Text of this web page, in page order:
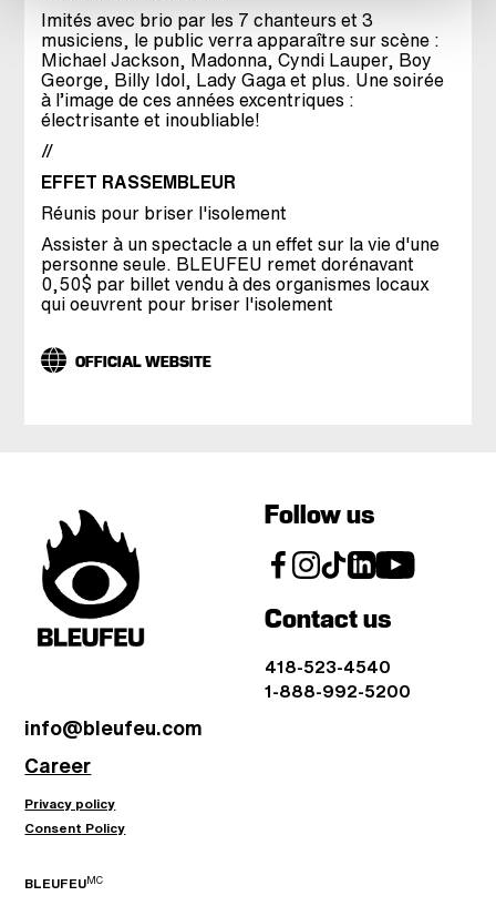
Imités avec brio par les 7 chanteurs et 3
musiciens, le public verra apparaître sur scène :
Michael Jackson, Madonna, Cyndi Lauper, Boy
George, Billy Idol, Lady Gaga et plus. Une soirée
à l’image de ces années excentriques :
électrisante et inoubliable!
//
EFFET RASSEMBLEUR
Réunis pour briser l'isolement
Assister à un spectacle a un effet sur la vie d'une
personne seule. BLEUFEU remet dorénavant
0,50$ par billet vendu à des organismes locaux
qui oeuvrent pour briser l'isolement
OFFICIAL WEBSITE
Follow us
Contact us
418-523-4540
1-888-992-5200
info@bleufeu.com
Career
Privacy policy
Consent Policy
BLEUFEU MC